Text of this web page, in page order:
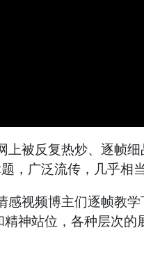
被反复热炒、逐帧
，广泛流传，几乎相
视频博主们逐帧教
神站位，各种层次